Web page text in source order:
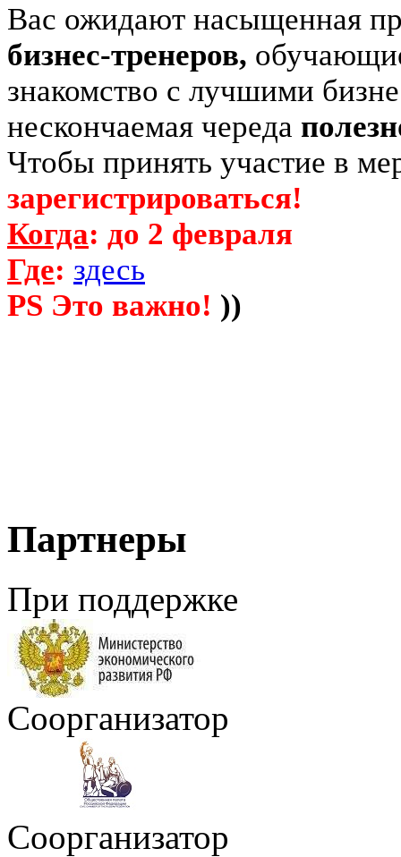
Вас ожидают насыщенная
бизнес-тренеров,
знакомство с лучшими
нескончаемая череда
Чтобы принять участие в
зарегистрироваться!
Когда: до 2 февраля
Где: здесь
PS Это важно! ))
Партнеры
При поддержке
Соорганизатор
Соорганизатор